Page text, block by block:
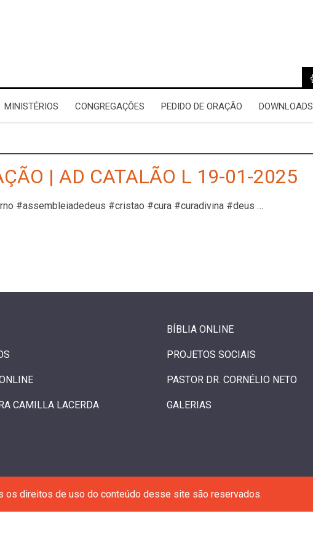
MINISTÉRIOS CONGREGAÇÕES PEDIDO DE ORAÇÃO DOWNLOADS
| AD CATALÃO L 19-01-2025
#assembleiadedeus #cristao #cura #curadivina #deus …
BÍBLIA ONLINE
PROJETOS SOCIAIS
PASTOR DR. CORNÉLIO NETO
CAMILLA LACERDA GALERIAS
os direitos de uso do conteúdo desse site são reservados.